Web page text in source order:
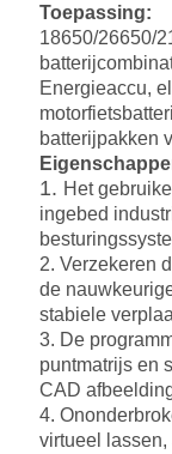
Toepassing:
18650/26650/
Energieaccu,
batterijpakken
1. Het
ingebed
2. Verzekeren
de
stabiele
3. De
puntmatrijs en
CAD
4.
virtueel